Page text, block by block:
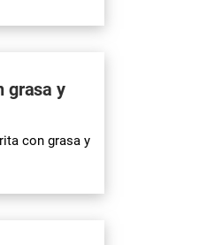
grasa y
con grasa y